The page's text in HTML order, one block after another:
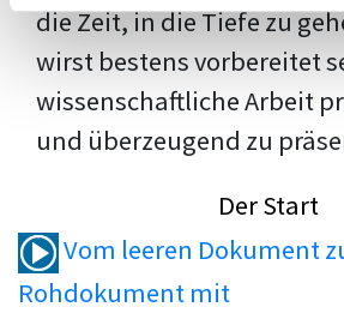
die Zeit, in die Tiefe zu
wirst bestens vorbereitet
wissenschaftliche Arbeit
und überzeugend zu
Der Start
Vom leeren Dokument
Rohdokument mit